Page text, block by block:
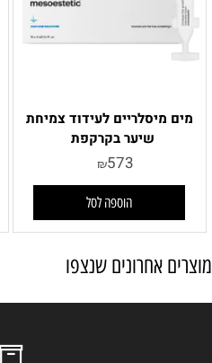
מים מיסלריים לעידוד צמיחת
שיער בקרקפת
₪573
הוספה לסל
מוצרים אחרונים שנצפו